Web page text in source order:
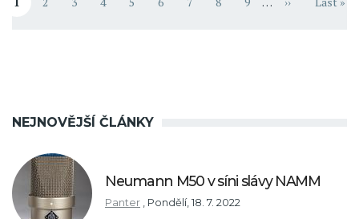
Aktuální stránka
Stránka Stránka Stránka Stránka Stránka Stránka Stránka Stránka Následující
NEJNOVĚJŠÍ ČLÁNKY
Neumann M50 v síni slávy NAMM
Panter Pondělí, 18. 7. 2022